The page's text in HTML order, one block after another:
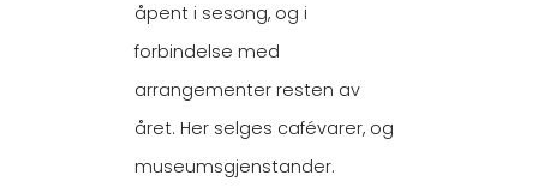
åpent i sesong, og i
forbindelse med
arrangementer resten av
året. Her selges cafévarer, og
museumsgjenstander.